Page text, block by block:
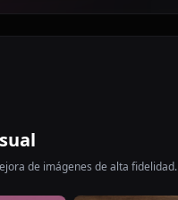
de imágenes de alta fidelidad.